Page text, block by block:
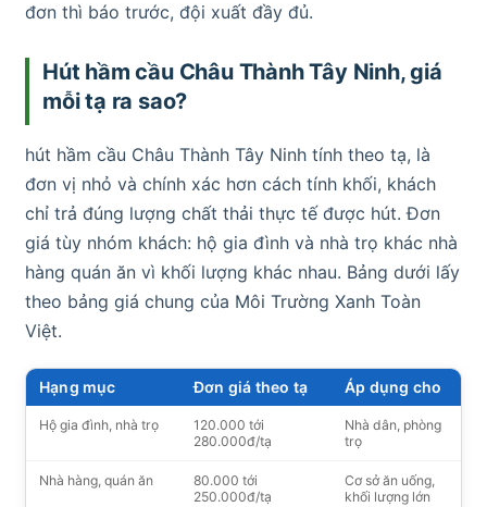
đơn thì báo trước, đội xuất đầy đủ.
Hút hầm cầu Châu Thành Tây Ninh, giá
mỗi tạ ra sao?
hút hầm cầu Châu Thành Tây Ninh tính theo tạ, là
đơn vị nhỏ và chính xác hơn cách tính khối, khách
chỉ trả đúng lượng chất thải thực tế được hút. Đơn
giá tùy nhóm khách: hộ gia đình và nhà trọ khác nhà
hàng quán ăn vì khối lượng khác nhau. Bảng dưới lấy
theo bảng giá chung của Môi Trường Xanh Toàn
Việt.
Hạng mục Đơn giá theo tạ Áp dụng cho
Hộ gia đình, nhà trọ
120.000 tới
280.000đ/tạ
Nhà dân, phòng
trọ
Nhà hàng, quán ăn
80.000 tới
250.000đ/tạ
Cơ sở ăn uống,
khối lượng lớn